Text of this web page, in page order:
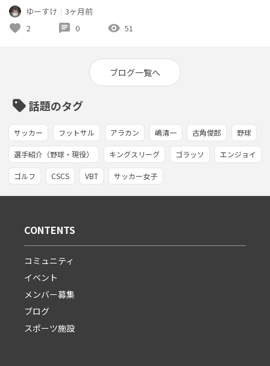
ートもジョアン・ガルシアが正面でキャッチ。 バル
サはいつも通りのハイプレスからボールを保持して
ゆーすけ ｜ 3ヶ月前
favorite 2 chat 0 visibility 51
ブログ一覧へ
sell話題のタグ
サッカー フットサル アラカン 嶋清一 古角俊郎 野球
選手紹介（野球・現役） キングスリーグ ゴラッソ エンジョイ
ゴルフ CSCS VBT サッカー女子
CONTENTS
コミュニティ
イベント
メンバー募集
ブログ
スポーツ施設